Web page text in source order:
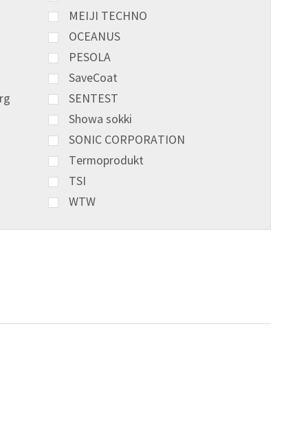
MEIJI TECHNO
OCEANUS
PESOLA
SaveCoat
SENTEST
Showa sokki
SONIC CORPORATION
Termoprodukt
TSI
WTW